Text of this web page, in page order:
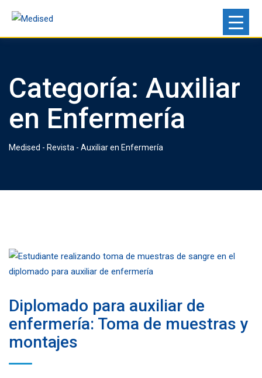
Categoría: Auxiliar
en Enfermería
Medised - Revista - Auxiliar en Enfermería
Diplomado para auxiliar de
enfermería: Toma de muestras y
montajes